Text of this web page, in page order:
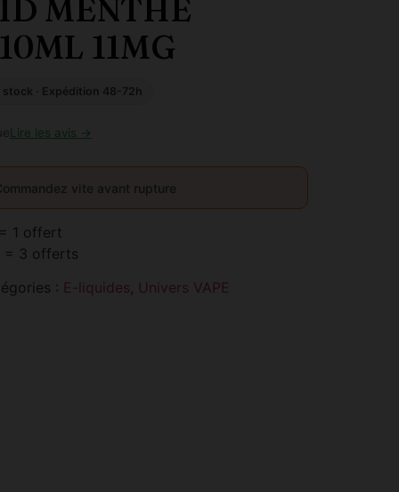
MENTHE
11MG
stock · Expédition 48-72h
Lire les avis →
vite avant rupture
1 offert
= 3 offerts
: E-liquides, Univers VAPE